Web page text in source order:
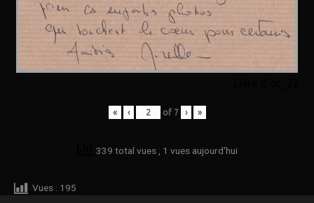
« ‹ of 7 › »
339 total vues , 1 vues aujourd'hui
Vues : 195